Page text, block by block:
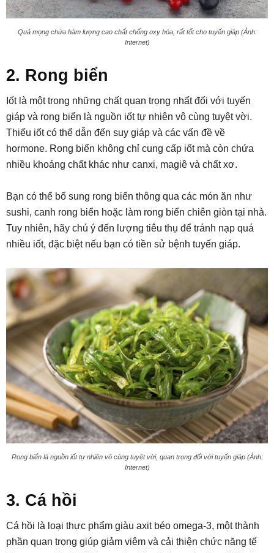
Quả mọng chứa hàm lượng cao chất chống oxy hóa, rất tốt cho tuyến giáp (Ảnh:
Internet)
2. Rong biển
Iốt là một trong những chất quan trọng nhất đối với tuyến
giáp và rong biển là nguồn iốt tự nhiên vô cùng tuyệt vời.
Thiếu iốt có thể dẫn đến suy giáp và các vấn đề về
hormone. Rong biển không chỉ cung cấp iốt mà còn chứa
nhiều khoáng chất khác như canxi, magiê và chất xơ.
Bạn có thể bổ sung rong biển thông qua các món ăn như
sushi, canh rong biển hoặc làm rong biển chiên giòn tại nhà.
Tuy nhiên, hãy chú ý đến lượng tiêu thụ để tránh nạp quá
nhiều iốt, đặc biệt nếu bạn có tiền sử bệnh tuyến giáp.
Rong biển là nguồn iốt tự nhiên vô cùng tuyệt vời, quan trọng đối với tuyến giáp (Ảnh:
Internet)
3. Cá hồi
Cá hồi là loại thực phẩm giàu axit béo omega-3, một thành
phần quan trọng giúp giảm viêm và cải thiện chức năng tế